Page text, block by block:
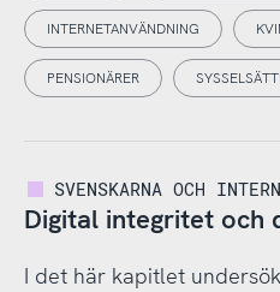
INTERNETANVÄNDNING
PENSIONÄRER
SVENSKARNA OCH
Digital integritet och
I det här kapitlet